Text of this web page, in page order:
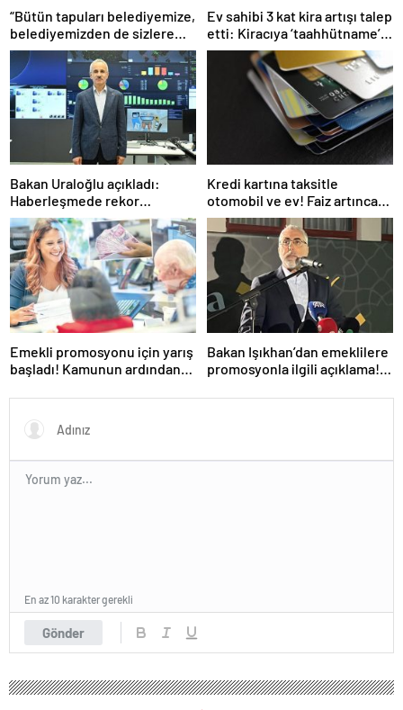
“Bütün tapuları belediyemize,
belediyemizden de sizlere
aktaracağız”
Ev sahibi 3 kat kira artışı talep
etti: Kiracıya ‘taahhütname’
şoku
Bakan Uraloğlu açıkladı:
Haberleşmede rekor
büyüme!
Kredi kartına taksitle
otomobil ve ev! Faiz artınca
vatandaş alternatiflere
yöneldi
Emekli promosyonu için yarış
başladı! Kamunun ardından
Bakan Işıkhan’dan emeklilere
promosyonla ilgili açıklama!
başlandı’
Gönder
En az 10 karakter gerekli